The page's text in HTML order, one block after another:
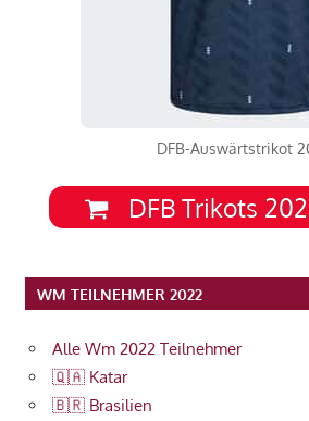
DFB-Auswärtstrikot
DFB Trikots
WM TEILNEHMER 2022
Alle Wm 2022 Teilnehmer
🇶🇦 Katar
🇧🇷 Brasilien